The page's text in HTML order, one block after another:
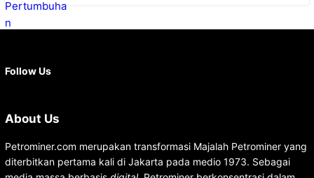
Follow Us
About Us
Petrominer.com merupakan transformasi Majalah Petrominer yang
diterbitkan pertama kali di Jakarta pada medio 1973. Sebagai